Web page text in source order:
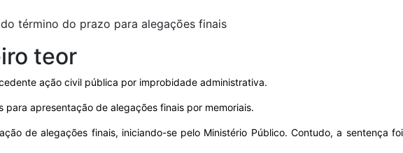
término do prazo para alegações finais
teor
ação civil pública por improbidade administrativa.
apresentação de alegações finais por memoriais.
de alegações finais, iniciando-se pelo Ministério Público. Contudo, a sentença foi